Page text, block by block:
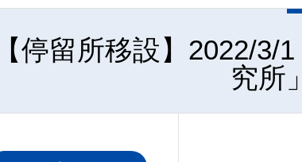
【停留所移設】2022/
究所